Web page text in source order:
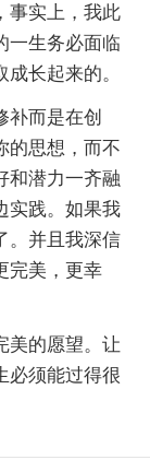
事实上，我此
一生务必面临
长起来的。
补而是在创
的思想，而不
和潜力一齐融
实践。如果我
。并且我深信
完美，更幸
美的愿望。让
必须能过得很